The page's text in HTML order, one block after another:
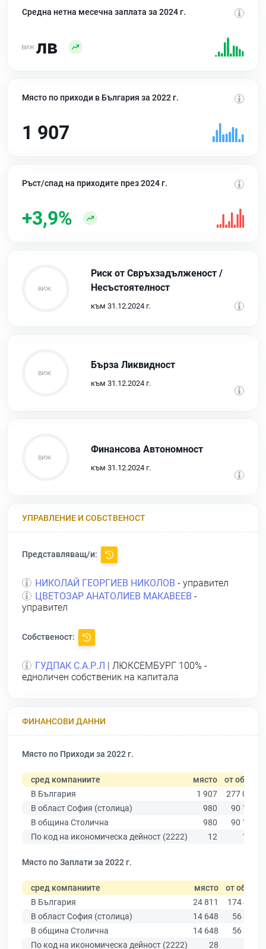
Средна нетна месечна заплата за 2024 г.
лв
Място по приходи в България за 2022 г.
1 907
Ръст/спад на приходите през 2024 г.
+3,9%
Риск от Свръхзадълженост /
Несъстоятелност
към 31.12.2024 г.
Бърза Ликвидност
към 31.12.2024 г.
Финансова Автономност
към 31.12.2024 г.
УПРАВЛЕНИЕ И СОБСТВЕНОСТ
Представляващ/и:
НИКОЛАЙ ГЕОРГИЕВ НИКОЛОВ - управител
ЦВЕТОЗАР АНАТОЛИЕВ МАКАВЕЕВ -
управител
Собственост:
ГУДПАК С.А.Р.Л
| ЛЮКСЕМБУРГ 100% -
едноличен собственик на капитала
ФИНАНСОВИ ДАННИ
Място по Приходи за 2022 г.
сред компаниите място от общо
В България
1 907
277 019
В област София (столица)
980
90 178
В община Столична
980
90 178
По код на икономическа дейност (2222)
12 184
Място по Заплати за 2022 г.
сред компаниите място от общо
В България
24 811
174 403
В област София (столица)
14 648
56 378
В община Столична
14 648
56 378
По код на икономическа дейност (2222)
28